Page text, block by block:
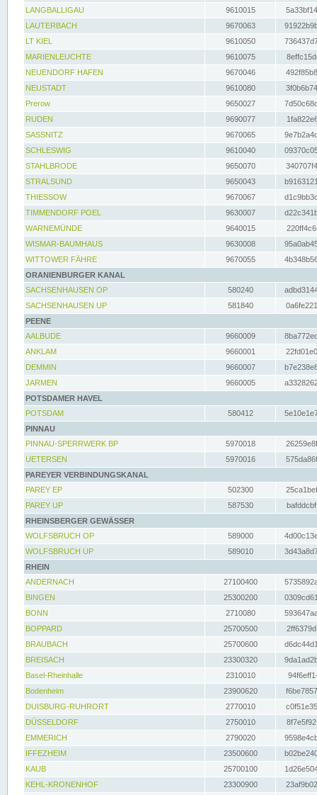
LANGBALLIGAU
9610015
LAUTERBACH
9670063
LT KIEL
9610050
MARIENLEUCHTE
9610075
NEUENDORF HAFEN
9670046
NEUSTADT
9610080
Prerow
9650027
RUDEN
9690077
SASSNITZ
9670065
SCHLESWIG
9610040
STAHLBRODE
9650070
STRALSUND
9650043
THIESSOW
9670067
TIMMENDORF POEL
9630007
WARNEMÜNDE
9640015
WISMAR-BAUMHAUS
9630008
WITTOWER FÄHRE
9670055
ORANIENBURGER KANAL
SACHSENHAUSEN OP
580240
SACHSENHAUSEN UP
581840
PEENE
AALBUDE
9660009
ANKLAM
9660001
DEMMIN
9660007
JARMEN
9660005
POTSDAMER HAVEL
POTSDAM
580412
PINNAU
PINNAU-SPERRWERK BP
5970018
UETERSEN
5970016
PAREYER VERBINDUNGSKANAL
PAREY EP
502300
PAREY UP
587530
RHEINSBERGER GEWÄSSER
WOLFSBRUCH OP
589000
WOLFSBRUCH UP
589010
RHEIN
ANDERNACH
27100400
BINGEN
25300200
BONN
2710080
BOPPARD
25700500
BRAUBACH
25700600
BREISACH
23300320
Basel-Rheinhalle
2310010
Bodenheim
23900620
DUISBURG-RUHRORT
2770010
DÜSSELDORF
2750010
EMMERICH
2790020
IFFEZHEIM
23500600
KAUB
25700100
KEHL-KRONENHOF
23300900